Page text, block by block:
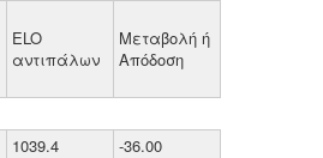
ELO
αντιπάλων
Μεταβολή ή
Απόδοση
1039.4
-36.00